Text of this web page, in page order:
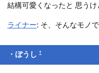
結構可愛くなったと 思うけ
ライナー: そ、そんなモノ
・ぼうし†